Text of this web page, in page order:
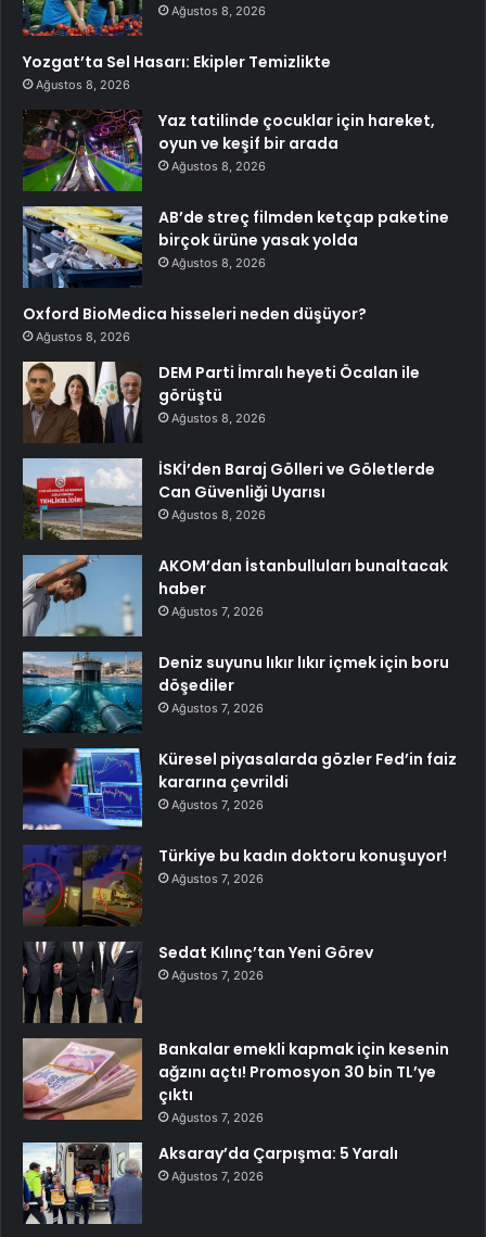
Ağustos 8, 2026
Yozgat’ta Sel Hasarı: Ekipler Temizlikte
Ağustos 8, 2026
Yaz tatilinde çocuklar için hareket,
oyun ve keşif bir arada
Ağustos 8, 2026
AB’de streç filmden ketçap paketine
birçok ürüne yasak yolda
Ağustos 8, 2026
Oxford BioMedica hisseleri neden düşüyor?
Ağustos 8, 2026
DEM Parti İmralı heyeti Öcalan ile
görüştü
Ağustos 8, 2026
İSKİ’den Baraj Gölleri ve Göletlerde
Can Güvenliği Uyarısı
Ağustos 8, 2026
AKOM’dan İstanbulluları bunaltacak
haber
Ağustos 7, 2026
Deniz suyunu lıkır lıkır içmek için boru
döşediler
Ağustos 7, 2026
Küresel piyasalarda gözler Fed’in faiz
kararına çevrildi
Ağustos 7, 2026
Türkiye bu kadın doktoru konuşuyor!
Ağustos 7, 2026
Sedat Kılınç’tan Yeni Görev
Ağustos 7, 2026
Bankalar emekli kapmak için kesenin
ağzını açtı! Promosyon 30 bin TL’ye
çıktı
Ağustos 7, 2026
Aksaray’da Çarpışma: 5 Yaralı
Ağustos 7, 2026